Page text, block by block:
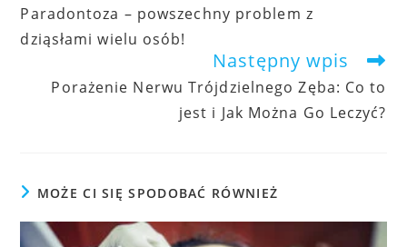
Paradontoza – powszechny problem z
dziąsłami wielu osób!
Następny wpis
Porażenie Nerwu Trójdzielnego Zęba: Co to
jest i Jak Można Go Leczyć?
MOŻE CI SIĘ SPODOBAĆ RÓWNIEŻ